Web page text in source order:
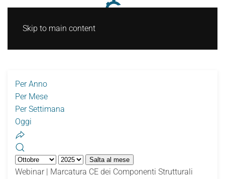
Skip to main content
Per Anno
Per Mese
Per Settimana
Oggi
Salta al mese
Webinar | Marcatura CE dei Componenti Strutturali